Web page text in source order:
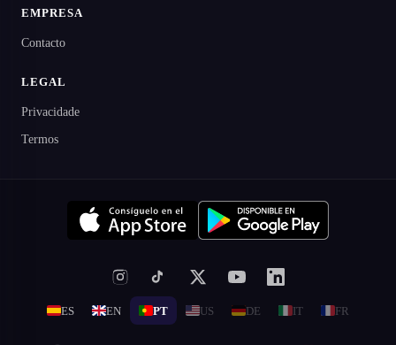
EMPRESA
Contacto
LEGAL
Privacidade
Termos
ES EN PT US DE IT FR